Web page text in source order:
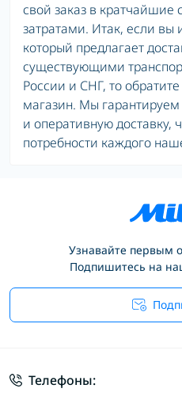
свой заказ в
затратами. Итак, если вы
который предлагает
существующими
России и СНГ, то
магазин. Мы
и оперативную доставку,
потребности каждого
Узнавайте первым
Подпишитесь на
Телефоны: